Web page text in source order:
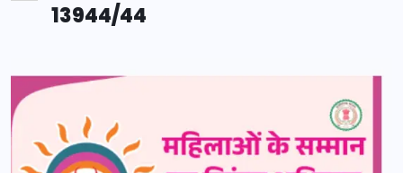
13944/44